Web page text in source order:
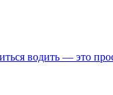
водить — это